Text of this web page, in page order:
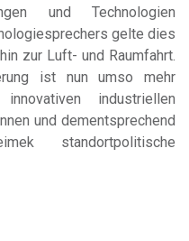
und Technologien
gelte dies
zur Luft- und Raumfahrt.
ist nun umso mehr
industriellen
und dementsprechend
standortpolitische